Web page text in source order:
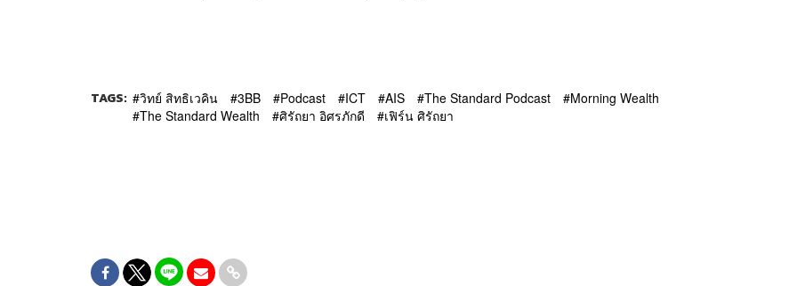
TAGS: วิทย์ สิทธิเวคิน 3BB Podcast ICT AIS The Standard Podcast
Morning Wealth
The Standard Wealth
ศิรัถยา อิศรภักดี เฟิร์น ศิรัถยา